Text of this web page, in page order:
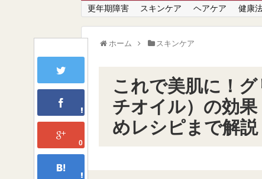
更年期障害 スキンケア ヘアケア 健康
ホーム スキンケア
0
これで美肌に！
チオイル）の効
めレシピまで解説